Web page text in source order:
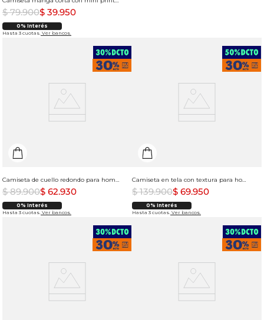
$ 79.900$ 39.950
0% Interés
Hasta 3 cuotas. Ver bancos.
Camiseta de cuello redondo para hombre
$ 89.900$ 62.930
0% Interés
Hasta 3 cuotas. Ver bancos.
Camiseta en tela con textura para hombre
$ 139.900$ 69.950
0% Interés
Hasta 3 cuotas. Ver bancos.